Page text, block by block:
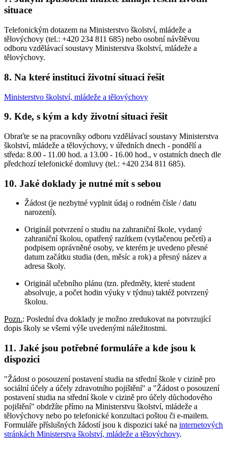
situace
Telefonickým dotazem na Ministerstvo školství, mládeže a
tělovýchovy (tel.: +420 234 811 685) nebo osobní návštěvou
odboru vzdělávací soustavy Ministerstva školství, mládeže a
tělovýchovy.
8. Na které instituci životní situaci řešit
Ministerstvo školství, mládeže a tělovýchovy
9. Kde, s kým a kdy životní situaci řešit
Obraťte se na pracovníky odboru vzdělávací soustavy Ministerstva
školství, mládeže a tělovýchovy, v úředních dnech - pondělí a
středa: 8.00 - 11.00 hod. a 13.00 - 16.00 hod., v ostatních dnech dle
předchozí telefonické domluvy (tel.: +420 234 811 685).
10. Jaké doklady je nutné mít s sebou
Žádost (je nezbytné vyplnit údaj o rodném čísle / datu
narození).
Originál potvrzení o studiu na zahraniční škole, vydaný
zahraniční školou, opatřený razítkem (vytlačenou pečetí) a
podpisem oprávněné osoby, ve kterém je uvedeno přesné
datum začátku studia (den, měsíc a rok) a přesný název a
adresa školy.
Originál učebního plánu (tzn. předměty, které student
absolvuje, a počet hodin výuky v týdnu) taktéž potvrzený
školou.
Pozn.: Poslední dva doklady je možno zredukovat na potvrzující
dopis školy se všemi výše uvedenými náležitostmi.
11. Jaké jsou potřebné formuláře a kde jsou k
dispozici
"Žádost o posouzení postavení studia na střední škole v cizině pro
sociální účely a účely zdravotního pojištění" a "Žádost o posouzení
postavení studia na střední škole v cizině pro účely důchodového
pojištění" obdržíte přímo na Ministerstvu školství, mládeže a
tělovýchovy nebo po telefonické konzultaci poštou či e-mailem.
Formuláře příslušných žádostí jsou k dispozici také na internetových
stránkách Ministerstva školství, mládeže a tělovýchovy.